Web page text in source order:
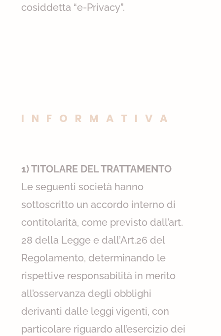
cosiddetta “e-Privacy”.
INFORMATIVA
1) TITOLARE DEL TRATTAMENTO
Le seguenti società hanno
sottoscritto un accordo interno di
contitolarità, come previsto dall’art.
28 della Legge e dall’Art.26 del
Regolamento, determinando le
rispettive responsabilità in merito
all’osservanza degli obblighi
derivanti dalle leggi vigenti, con
particolare riguardo all’esercizio dei